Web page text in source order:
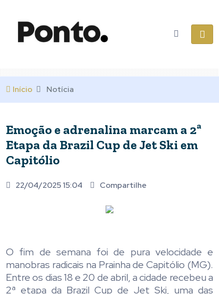
Início Notícia
Emoção e adrenalina marcam a 2ª
Etapa da Brazil Cup de Jet Ski em
Capitólio
22/04/2025 15:04 Compartilhe
O fim de semana foi de pura velocidade e
manobras radicais na Prainha de Capitólio (MG).
Entre os dias 18 e 20 de abril, a cidade recebeu a
2ª etapa da Brazil Cup de Jet Ski, uma das